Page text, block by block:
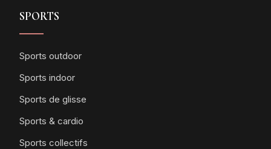
SPORTS
Sports outdoor
Sports indoor
Sports de glisse
Sports & cardio
Sports collectifs